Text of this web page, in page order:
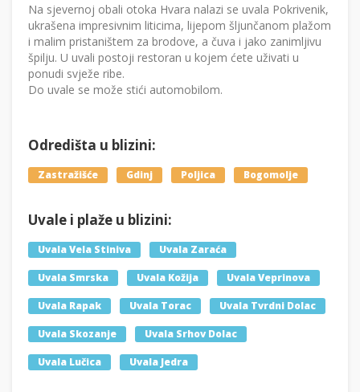
Na sjevernoj obali otoka Hvara nalazi se uvala Pokrivenik,
ukrašena impresivnim liticima, lijepom šljunčanom plažom
i malim pristaništem za brodove, a čuva i jako zanimljivu
špilju. U uvali postoji restoran u kojem ćete uživati u
ponudi svježe ribe.
Do uvale se može stići automobilom.
Odredišta u blizini:
Zastražišće Gdinj Poljica Bogomolje
Uvale i plaže u blizini:
Uvala Vela Stiniva Uvala Zaraća
Uvala Smrska Uvala Kožija Uvala Veprinova
Uvala Rapak Uvala Torac Uvala Tvrdni Dolac
Uvala Skozanje Uvala Srhov Dolac
Uvala Lučica Uvala Jedra